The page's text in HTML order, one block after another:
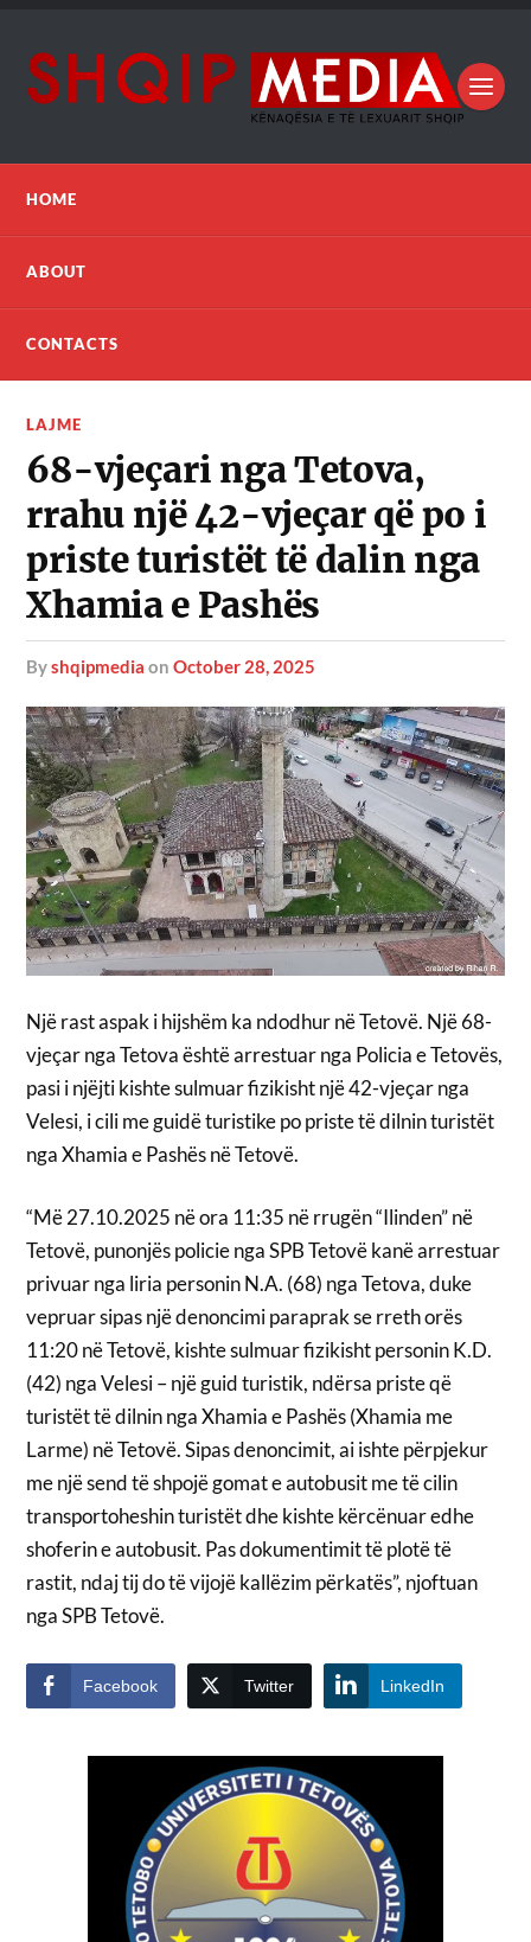
HOME
ABOUT
CONTACTS
LAJME
68-vjeçari nga Tetova,
rrahu një 42-vjeçar që po i
priste turistët të dalin nga
Xhamia e Pashës
byshqipmedia onOctober 28, 2025
Një rast aspak i hijshëm ka ndodhur në Tetovë. Një 68-
vjeçar nga Tetova është arrestuar nga Policia e Tetovës,
pasi i njëjti kishte sulmuar fizikisht një 42-vjeçar nga
Velesi, i cili me guidë turistike po priste të dilnin turistët
nga Xhamia e Pashës në Tetovë.
“Më 27.10.2025 në ora 11:35 në rrugën “Ilinden” në
Tetovë, punonjës policie nga SPB Tetovë kanë arrestuar
privuar nga liria personin N.A. (68) nga Tetova, duke
vepruar sipas një denoncimi paraprak se rreth orës
11:20 në Tetovë, kishte sulmuar fizikisht personin K.D.
(42) nga Velesi – një guid turistik, ndërsa priste që
turistët të dilnin nga Xhamia e Pashës (Xhamia me
Larme) në Tetovë. Sipas denoncimit, ai ishte përpjekur
me një send të shpojë gomat e autobusit me të cilin
transportoheshin turistët dhe kishte kërcënuar edhe
shoferin e autobusit. Pas dokumentimit të plotë të
rastit, ndaj tij do të vijojë kallëzim përkatës”, njoftuan
nga SPB Tetovë.
Facebook Twitter LinkedIn